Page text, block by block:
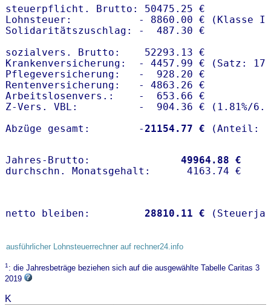
steuerpflicht. Brutto: 50475.25 €
Lohnsteuer:           - 8860.00 € (Klasse I)
Solidaritätszuschlag: -  487.30 €
sozialvers. Brutto:    52293.13 €
Krankenversicherung:  - 4457.99 € (Satz:
Pflegeversicherung:   -  928.20 €
Rentenversicherung:   - 4863.26 €
Arbeitslosenvers.:    -  653.66 €
Z-Vers. VBL:          -  904.36 € ( 1.81%/
Abzüge gesamt:        -21154.77 €
Jahres-Brutto: 49964.88 €
netto bleiben: 28810.11 €
ausführlicher Lohnsteuerrechner auf rechner24.info
1: die Jahresbeträge beziehen sich auf die ausgewählte Tabelle Caritas 3
2019
K